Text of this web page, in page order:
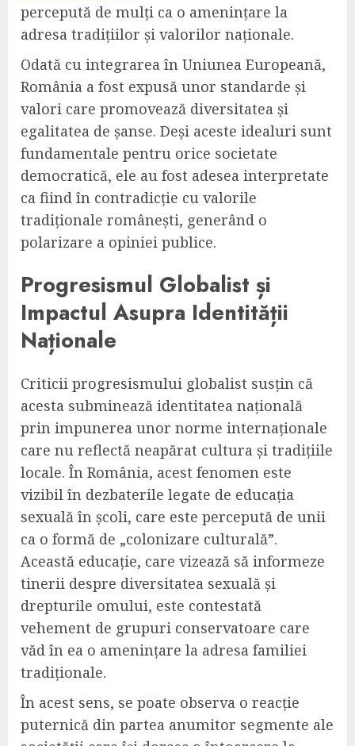
percepută de mulți ca o amenințare la
adresa tradițiilor și valorilor naționale.
Odată cu integrarea în Uniunea Europeană,
România a fost expusă unor standarde și
valori care promovează diversitatea și
egalitatea de șanse. Deși aceste idealuri sunt
fundamentale pentru orice societate
democratică, ele au fost adesea interpretate
ca fiind în contradicție cu valorile
tradiționale românești, generând o
polarizare a opiniei publice.
Progresismul Globalist și
Impactul Asupra Identității
Naționale
Criticii progresismului globalist susțin că
acesta subminează identitatea națională
prin impunerea unor norme internaționale
care nu reflectă neapărat cultura și tradițiile
locale. În România, acest fenomen este
vizibil în dezbaterile legate de educația
sexuală în școli, care este percepută de unii
ca o formă de „colonizare culturală”.
Această educație, care vizează să informeze
tinerii despre diversitatea sexuală și
drepturile omului, este contestată
vehement de grupuri conservatoare care
văd în ea o amenințare la adresa familiei
tradiționale.
În acest sens, se poate observa o reacție
puternică din partea anumitor segmente ale